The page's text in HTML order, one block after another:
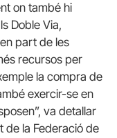
on també hi
Doble Via,
part de les
recursos per
la compra de
exercir-se en
va detallar
de la Federació de